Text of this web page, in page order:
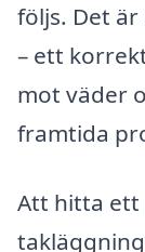
följs. Det
– ett
mot väder
framtida
Att hitta